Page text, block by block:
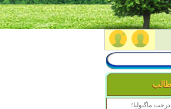
ماگنولیا؛